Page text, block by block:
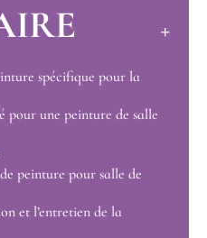
spécifique pour la
pour une peinture de salle
peinture pour salle de
et l’entretien de la